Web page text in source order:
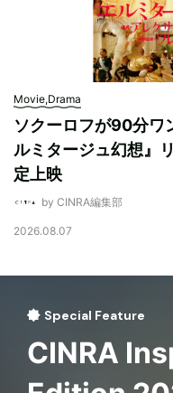
Movie,Drama
ソクーロフが90分ワ
ルミタージュ幻想』
定上映
by CINRA編集部
2026.08.07
Special Feature
CINRA